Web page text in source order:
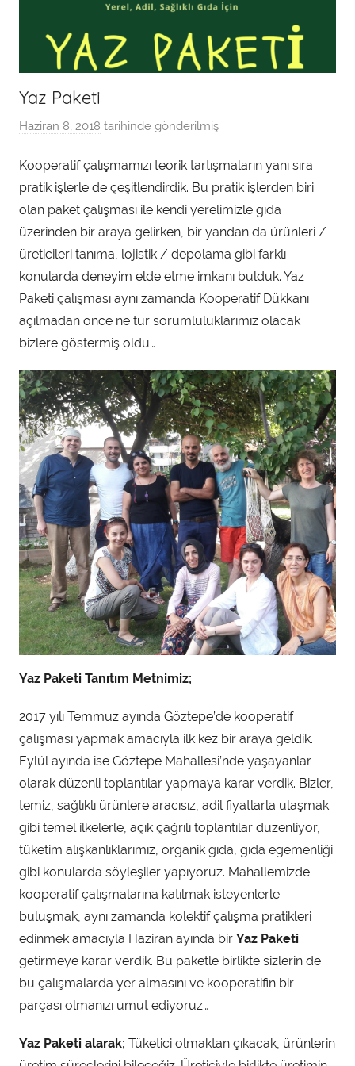
Yaz Paketi
Haziran 8, 2018 tarihinde gönderilmiş
m
i
n
t
a
r
d
a
n
Kooperatif çalışmamızı teorik tartışmaların yanı sıra
pratik işlerle de çeşitlendirdik. Bu pratik işlerden biri
olan paket çalışması ile kendi yerelimizle gıda
üzerinden bir araya gelirken, bir yandan da ürünleri /
üreticileri tanıma, lojistik / depolama gibi farklı
konularda deneyim elde etme imkanı bulduk. Yaz
Paketi çalışması aynı zamanda Kooperatif Dükkanı
açılmadan önce ne tür sorumluluklarımız olacak
bizlere göstermiş oldu…
Yaz Paketi Tanıtım Metnimiz;
2017 yılı Temmuz ayında Göztepe’de kooperatif
çalışması yapmak amacıyla ilk kez bir araya geldik.
Eylül ayında ise Göztepe Mahallesi’nde yaşayanlar
olarak düzenli toplantılar yapmaya karar verdik. Bizler,
temiz, sağlıklı ürünlere aracısız, adil fiyatlarla ulaşmak
gibi temel ilkelerle, açık çağrılı toplantılar düzenliyor,
tüketim alışkanlıklarımız, organik gıda, gıda egemenliği
gibi konularda söyleşiler yapıyoruz. Mahallemizde
kooperatif çalışmalarına katılmak isteyenlerle
buluşmak, aynı zamanda kolektif çalışma pratikleri
edinmek amacıyla Haziran ayında bir Yaz Paketi
getirmeye karar verdik. Bu paketle birlikte sizlerin de
bu çalışmalarda yer almasını ve kooperatifin bir
parçası olmanızı umut ediyoruz…
Yaz Paketi alarak; Tüketici olmaktan çıkacak, ürünlerin